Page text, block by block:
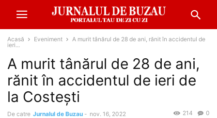
Acasă Eveniment
A murit tânărul de 28 de ani, rănit în accidentul de
ieri...
A murit tânărul de 28 de ani,
rănit în accidentul de ieri de
la Costești
De catre Jurnalul de Buzau - nov. 16, 2022 0
214